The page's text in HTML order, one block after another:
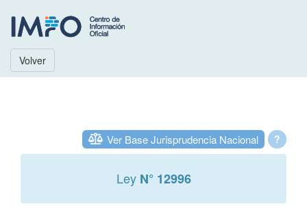
Volver
?
Ver Base Jurisprudencia Nacional
Ley N° 12996